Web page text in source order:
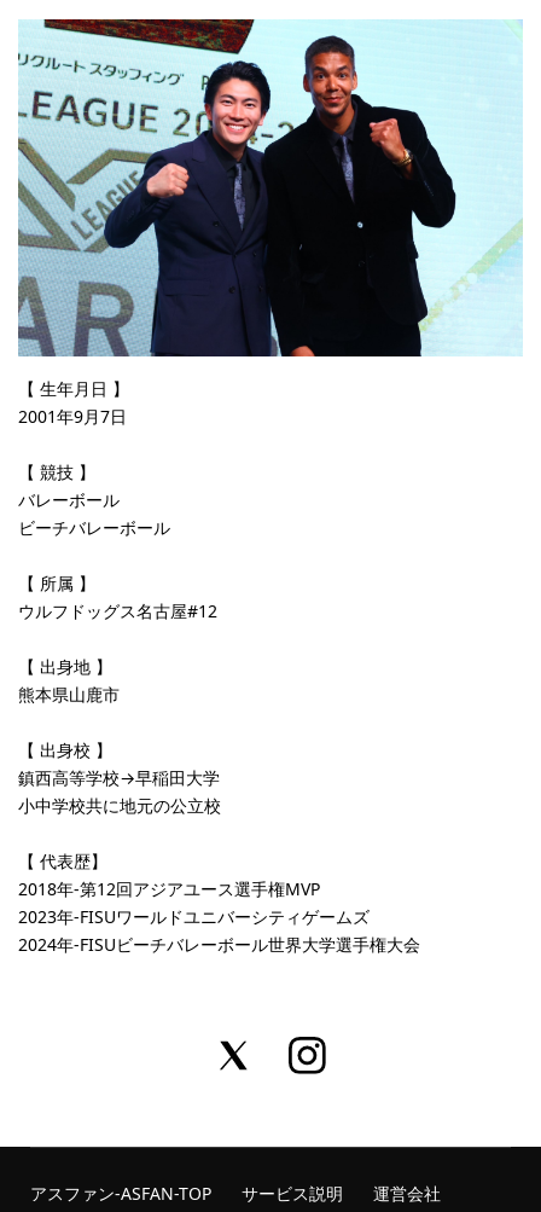
【 生年月日 】
2001年9月7日
【 競技 】
バレーボール
ビーチバレーボール
【 所属 】
ウルフドッグス名古屋#12
【 出身地 】
熊本県山鹿市
【 出身校 】
鎮西高等学校→早稲田大学
小中学校共に地元の公立校
【 代表歴】
2018年-第12回アジアユース選手権MVP
2023年-FISUワールドユニバーシティゲームズ
2024年-FISUビーチバレーボール世界大学選手権大会
アスファン-ASFAN-TOP サービス説明 運営会社